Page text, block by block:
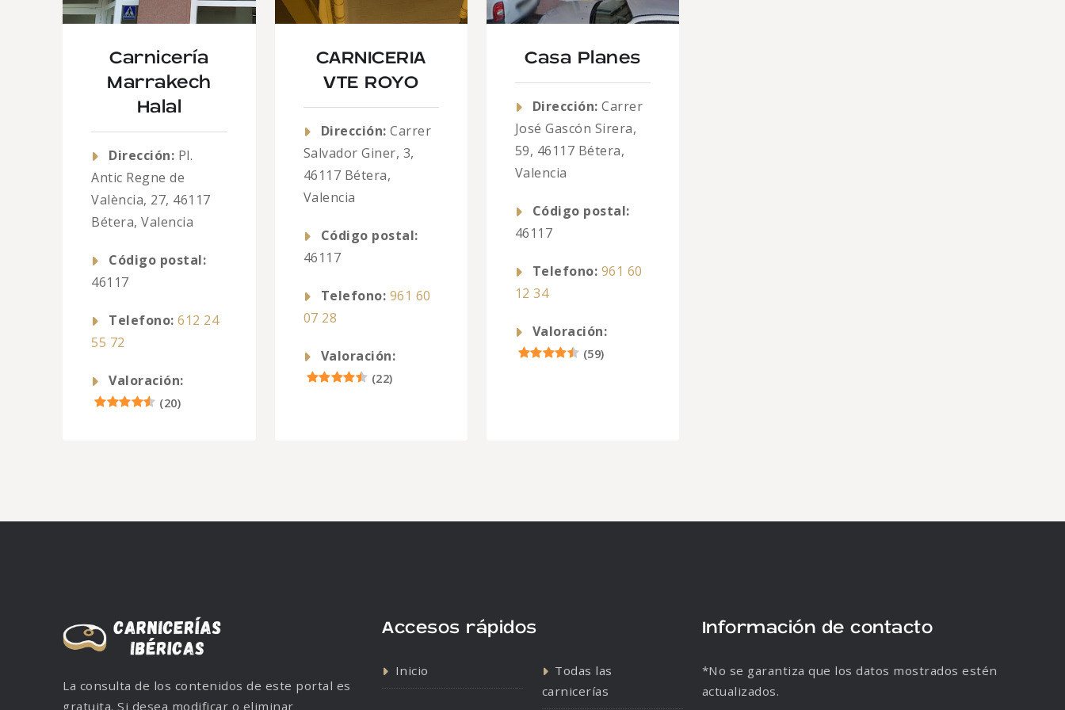
Carnicería
Marrakech
Halal
Dirección: Pl.
Antic Regne de
València, 27, 46117
Bétera, Valencia
Código postal:
46117
Telefono: 612 24
55 72
Valoración:
(20)
CARNICERIA
VTE ROYO
Dirección: Carrer
Salvador Giner, 3,
46117 Bétera,
Valencia
Código postal:
46117
Telefono: 961 60
07 28
Valoración:
(22)
Casa Planes
Dirección: Carrer
José Gascón Sirera,
59, 46117 Bétera,
Valencia
Código postal:
46117
Telefono: 961 60
12 34
Valoración:
(59)
La consulta de los contenidos de este portal es
gratuita. Si desea modificar o eliminar
Accesos rápidos
Inicio
Todas las
carnicerías
Información de contacto
*No se garantiza que los datos mostrados estén
actualizados.